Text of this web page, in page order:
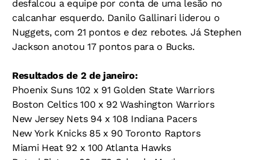
desfalcou a equipe por conta de uma lesão no
calcanhar esquerdo. Danilo Gallinari liderou o
Nuggets, com 21 pontos e dez rebotes. Já Stephen
Jackson anotou 17 pontos para o Bucks.
Resultados de 2 de janeiro:
Phoenix Suns 102 x 91 Golden State Warriors
Boston Celtics 100 x 92 Washington Warriors
New Jersey Nets 94 x 108 Indiana Pacers
New York Knicks 85 x 90 Toronto Raptors
Miami Heat 92 x 100 Atlanta Hawks